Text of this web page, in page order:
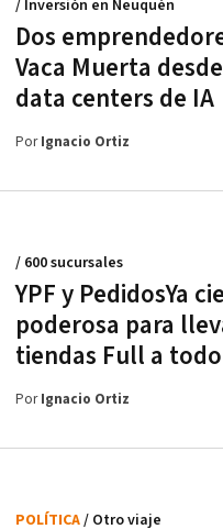
Dos
Vaca Muerta
data centers de IA
/ Inversión en Neuquén
PorIgnacio Ortiz
YPF y PedidosYa
poderosa para
tiendas Full a
/ 600 sucursales
PorIgnacio Ortiz
POLÍTICA/ Otro viaje